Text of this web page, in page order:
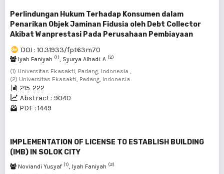
Perlindungan Hukum Terhadap Konsumen dalam
Penarikan Objek Jaminan Fidusia oleh Debt Collector
Akibat Wanprestasi Pada Perusahaan Pembiayaan
DOI : 10.31933/fpt63m70
Iyah Faniyah (1) , Syurya Alhadi. A (2)
(1) Universitas Ekasakti, Padang, Indonesia ,
(2) Universitas Ekasakti, Padang, Indonesia
215-222
Abstract : 9040
PDF : 1449
IMPLEMENTATION OF LICENSE TO ESTABLISH BUILDING
(IMB) IN SOLOK CITY
Noviandi Yusyaf (1) , Iyah Faniyah (2)